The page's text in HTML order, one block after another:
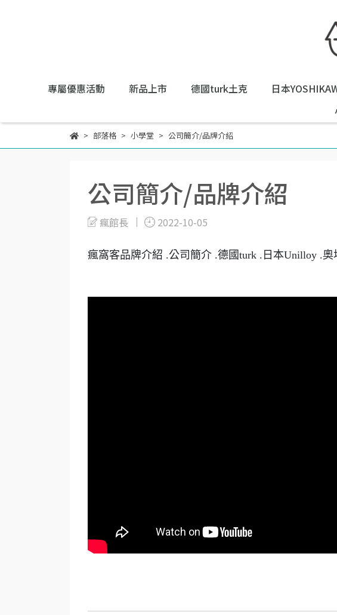
專屬優惠活動 新品上市 德國turk土克 日本
部落格 小學堂 公司簡介/品牌介紹
公司簡介/品牌介紹
瘋館長 2022-10-05
瘋窩客品牌介紹 .公司簡介 .德國turk .日本Unilloy .